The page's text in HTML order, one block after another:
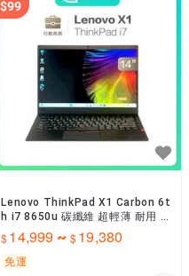
Lenovo ThinkPad X1 Carbon 6t
h i7 8650u 碳纖維 超輕薄 耐用 窄
邊框 二手筆電
14,999 ~ 19,380
免運